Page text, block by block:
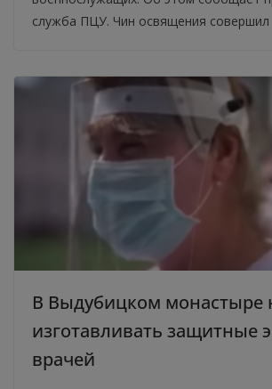
служба ПЦУ. Чин освящения совершил
В Выдубицком монастыре
изготавливать защитные
врачей